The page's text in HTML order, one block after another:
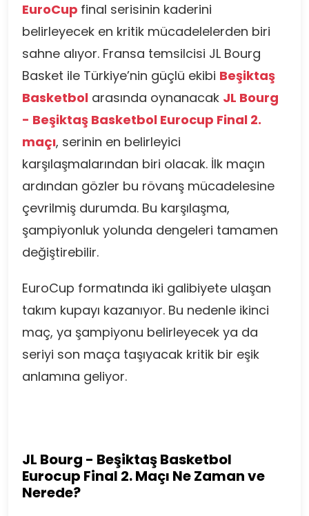
EuroCup final serisinin kaderini
belirleyecek en kritik mücadelelerden biri
sahne alıyor. Fransa temsilcisi JL Bourg
Basket ile Türkiye’nin güçlü ekibi Beşiktaş
Basketbol arasında oynanacak JL Bourg
- Beşiktaş Basketbol Eurocup Final 2.
maçı, serinin en belirleyici
karşılaşmalarından biri olacak. İlk maçın
ardından gözler bu rövanş mücadelesine
çevrilmiş durumda. Bu karşılaşma,
şampiyonluk yolunda dengeleri tamamen
değiştirebilir.
EuroCup formatında iki galibiyete ulaşan
takım kupayı kazanıyor. Bu nedenle ikinci
maç, ya şampiyonu belirleyecek ya da
seriyi son maça taşıyacak kritik bir eşik
anlamına geliyor.
JL Bourg - Beşiktaş Basketbol
Eurocup Final 2. Maçı Ne Zaman ve
Nerede?